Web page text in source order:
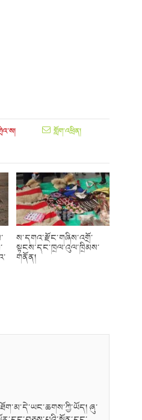
གློག་འཕྲིན།
ས་དགའ་རྫོང་གཞིས་འགྲོ་
སྟངས་དང་ཁྲལ་འུལ་ཁྲིམས་
གནོན།
ཞུ་